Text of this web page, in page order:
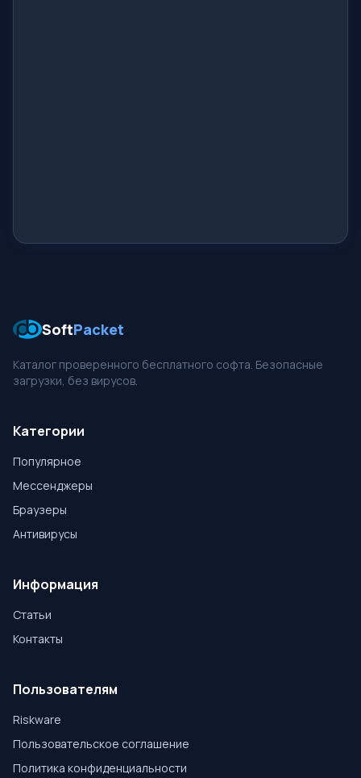
SoftPacket
Каталог проверенного бесплатного софта. Безопасные
загрузки, без вирусов.
Категории
Популярное
Мессенджеры
Браузеры
Антивирусы
Информация
Статьи
Контакты
Пользователям
Riskware
Пользовательское соглашение
Политика конфиденциальности